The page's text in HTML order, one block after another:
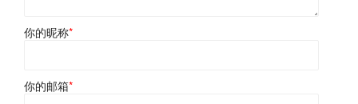
你的昵称*
你的邮箱*